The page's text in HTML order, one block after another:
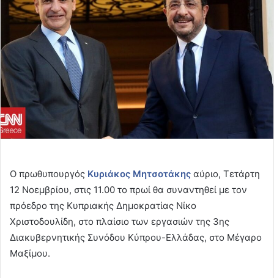
Ο πρωθυπουργός Κυριάκος Μητσοτάκης αύριο, Τετάρτη
12 Νοεμβρίου, στις 11.00 το πρωί θα συναντηθεί με τον
πρόεδρο της Κυπριακής Δημοκρατίας Νίκο
Χριστοδουλίδη, στο πλαίσιο των εργασιών της 3ης
Διακυβερνητικής Συνόδου Κύπρου-Ελλάδας, στο Μέγαρο
Μαξίμου.